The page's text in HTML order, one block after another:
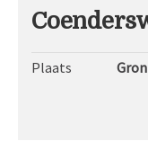
Plaats